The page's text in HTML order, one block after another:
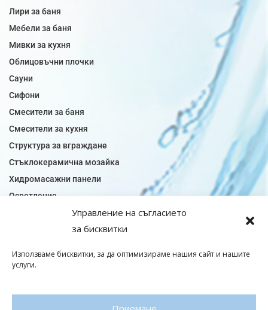
Управление на съгласието
за бисквитки
Използваме бисквитки, за да оптимизираме нашия сайт и нашите
услуги.
Лири за баня
Мебели за баня
Мивки за кухня
Облицовъчни плочки
Сауни
Сифони
Смесители за баня
Смесители за кухня
Структура за вграждане
Стъклокерамична мозайка
Хидромасажни панели
Осветление
Огледала за баня
Плочки модели
Подови плочки